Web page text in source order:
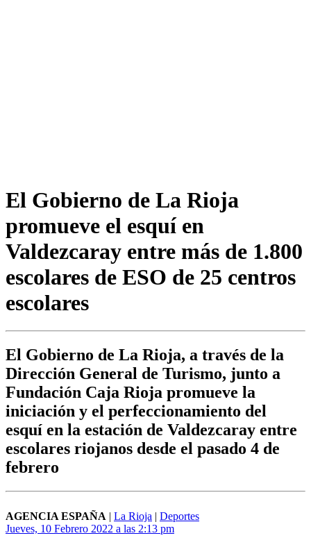
El Gobierno de La Rioja
promueve el esquí en
Valdezcaray entre más de 1.800
escolares de ESO de 25 centros
escolares
El Gobierno de La Rioja, a través de la
Dirección General de Turismo, junto a
Fundación Caja Rioja promueve la
iniciación y el perfeccionamiento del
esquí en la estación de Valdezcaray entre
escolares riojanos desde el pasado 4 de
febrero
AGENCIA ESPAÑA | La Rioja | Deportes
Jueves, 10 Febrero 2022 a las 2:13 pm